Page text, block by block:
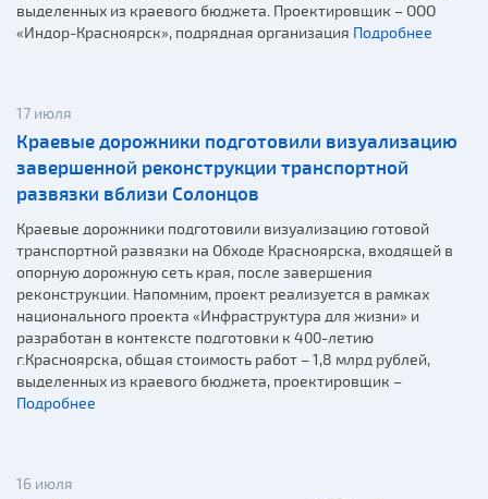
выделенных из краевого бюджета. Проектировщик – ООО
«Индор-Красноярск», подрядная организация Подробнее
17 июля
Краевые дорожники подготовили визуализацию
завершенной реконструкции транспортной
развязки вблизи Солонцов
Краевые дорожники подготовили визуализацию готовой
транспортной развязки на Обходе Красноярска, входящей в
опорную дорожную сеть края, после завершения
реконструкции. Напомним, проект реализуется в рамках
национального проекта «Инфраструктура для жизни» и
разработан в контексте подготовки к 400-летию
г.Красноярска, общая стоимость работ – 1,8 млрд рублей,
выделенных из краевого бюджета, проектировщик –
Подробнее
16 июля